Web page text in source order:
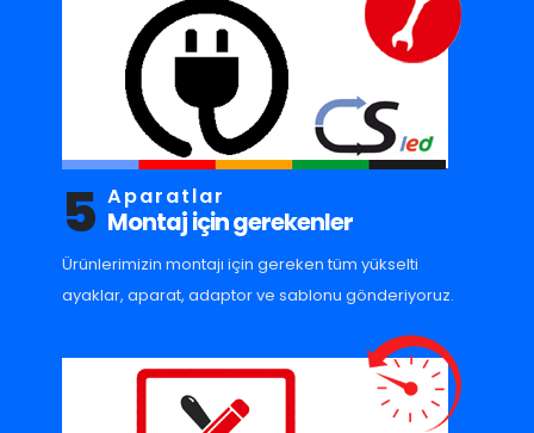
5 Aparatlar
Montaj için gerekenler
Ürünlerimizin montajı için gereken tüm yükselti
ayaklar, aparat, adaptor ve sablonu gönderiyoruz.